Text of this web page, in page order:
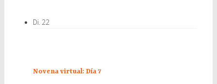
Di. 22
Novena virtual: Día 7